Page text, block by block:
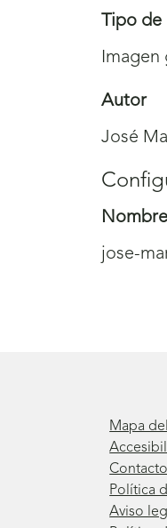
Tipo
Imagen
Autor
José
jose-
Mapa
Contacto
Política
Aviso